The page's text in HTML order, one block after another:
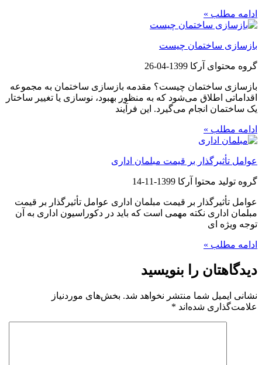
ادامه مطلب »
بازسازی ساختمان چیست
گروه محتوای آرکا 1399-04-26
بازسازی ساختمان چیست؟ مقدمه بازسازی ساختمان به مجموعه
اقداماتی اطلاق می‌شود که به منظور بهبود، نوسازی یا تغییر ساختار
یک ساختمان انجام می‌گیرد. این فرآیند
ادامه مطلب »
عوامل تأثیرگذار بر قیمت مبلمان اداری
گروه تولید محتوا آرکا 1399-11-14
عوامل تأثیرگذار بر قیمت مبلمان اداری عوامل تأثیرگذار بر قیمت
مبلمان اداری نکته مهمی است که باید در دکوراسیون اداری به آن
توجه ویژه ای
ادامه مطلب »
دیدگاهتان را بنویسید
نشانی ایمیل شما منتشر نخواهد شد. بخش‌های موردنیاز
علامت‌گذاری شده‌اند *